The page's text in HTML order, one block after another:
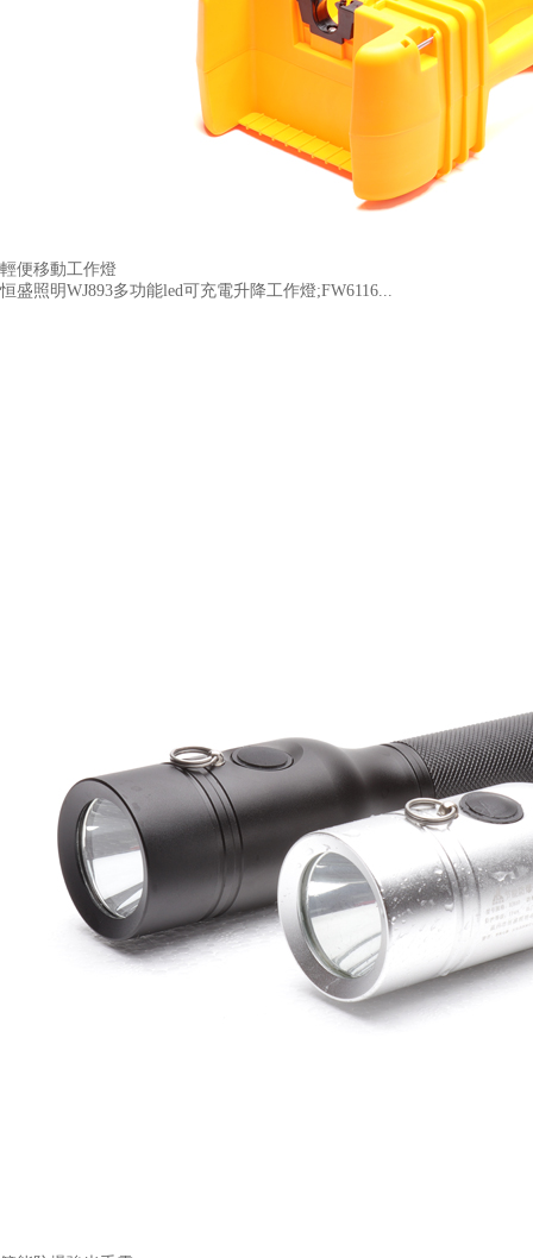
輕便移動工作燈
恒盛照明WJ893多功能led可充電升降工作燈;FW6116...